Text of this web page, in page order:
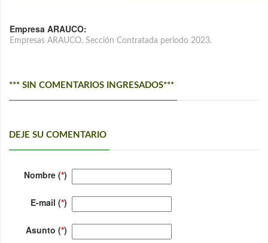
Empresa ARAUCO:
Empresas ARAUCO. Sección Contratada periodo 2023.
*** SIN COMENTARIOS INGRESADOS***
DEJE SU COMENTARIO
Nombre (*)
E-mail (*)
Asunto (*)